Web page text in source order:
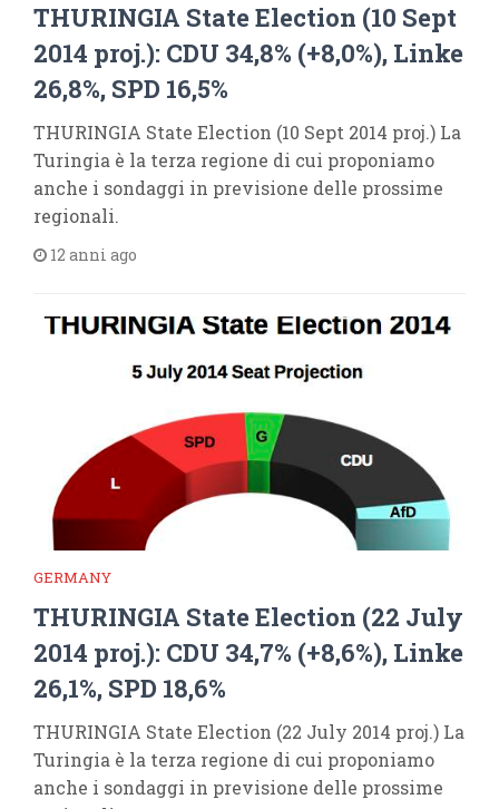
THURINGIA State Election (10 Sept
2014 proj.): CDU 34,8% (+8,0%), Linke
26,8%, SPD 16,5%
THURINGIA State Election (10 Sept 2014 proj.) La
Turingia è la terza regione di cui proponiamo
anche i sondaggi in previsione delle prossime
regionali.
12 anni ago
GERMANY
THURINGIA State Election (22 July
2014 proj.): CDU 34,7% (+8,6%), Linke
26,1%, SPD 18,6%
THURINGIA State Election (22 July 2014 proj.) La
Turingia è la terza regione di cui proponiamo
anche i sondaggi in previsione delle prossime